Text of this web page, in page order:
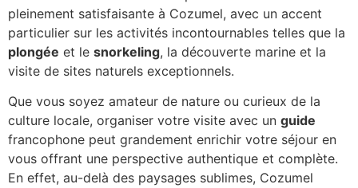
pleinement satisfaisante à Cozumel, avec un accent
particulier sur les activités incontournables telles que la
plongée et le snorkeling, la découverte marine et la
visite de sites naturels exceptionnels.
Que vous soyez amateur de nature ou curieux de la
culture locale, organiser votre visite avec un guide
francophone peut grandement enrichir votre séjour en
vous offrant une perspective authentique et complète.
En effet, au-delà des paysages sublimes, Cozumel